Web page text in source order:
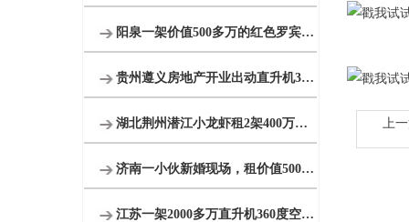
阳泉一架价值500多万的红色罗宾逊直升机开展静展活动
贵州遵义房地产开业出动直升机360度看房
湖北荆州潜江小龙虾租2架400万直升机完成1300多万营业额
济南一小伙新婚现场，租价值500多万的直升机助阵
江苏一架2000多万直升机360度空中看房
上